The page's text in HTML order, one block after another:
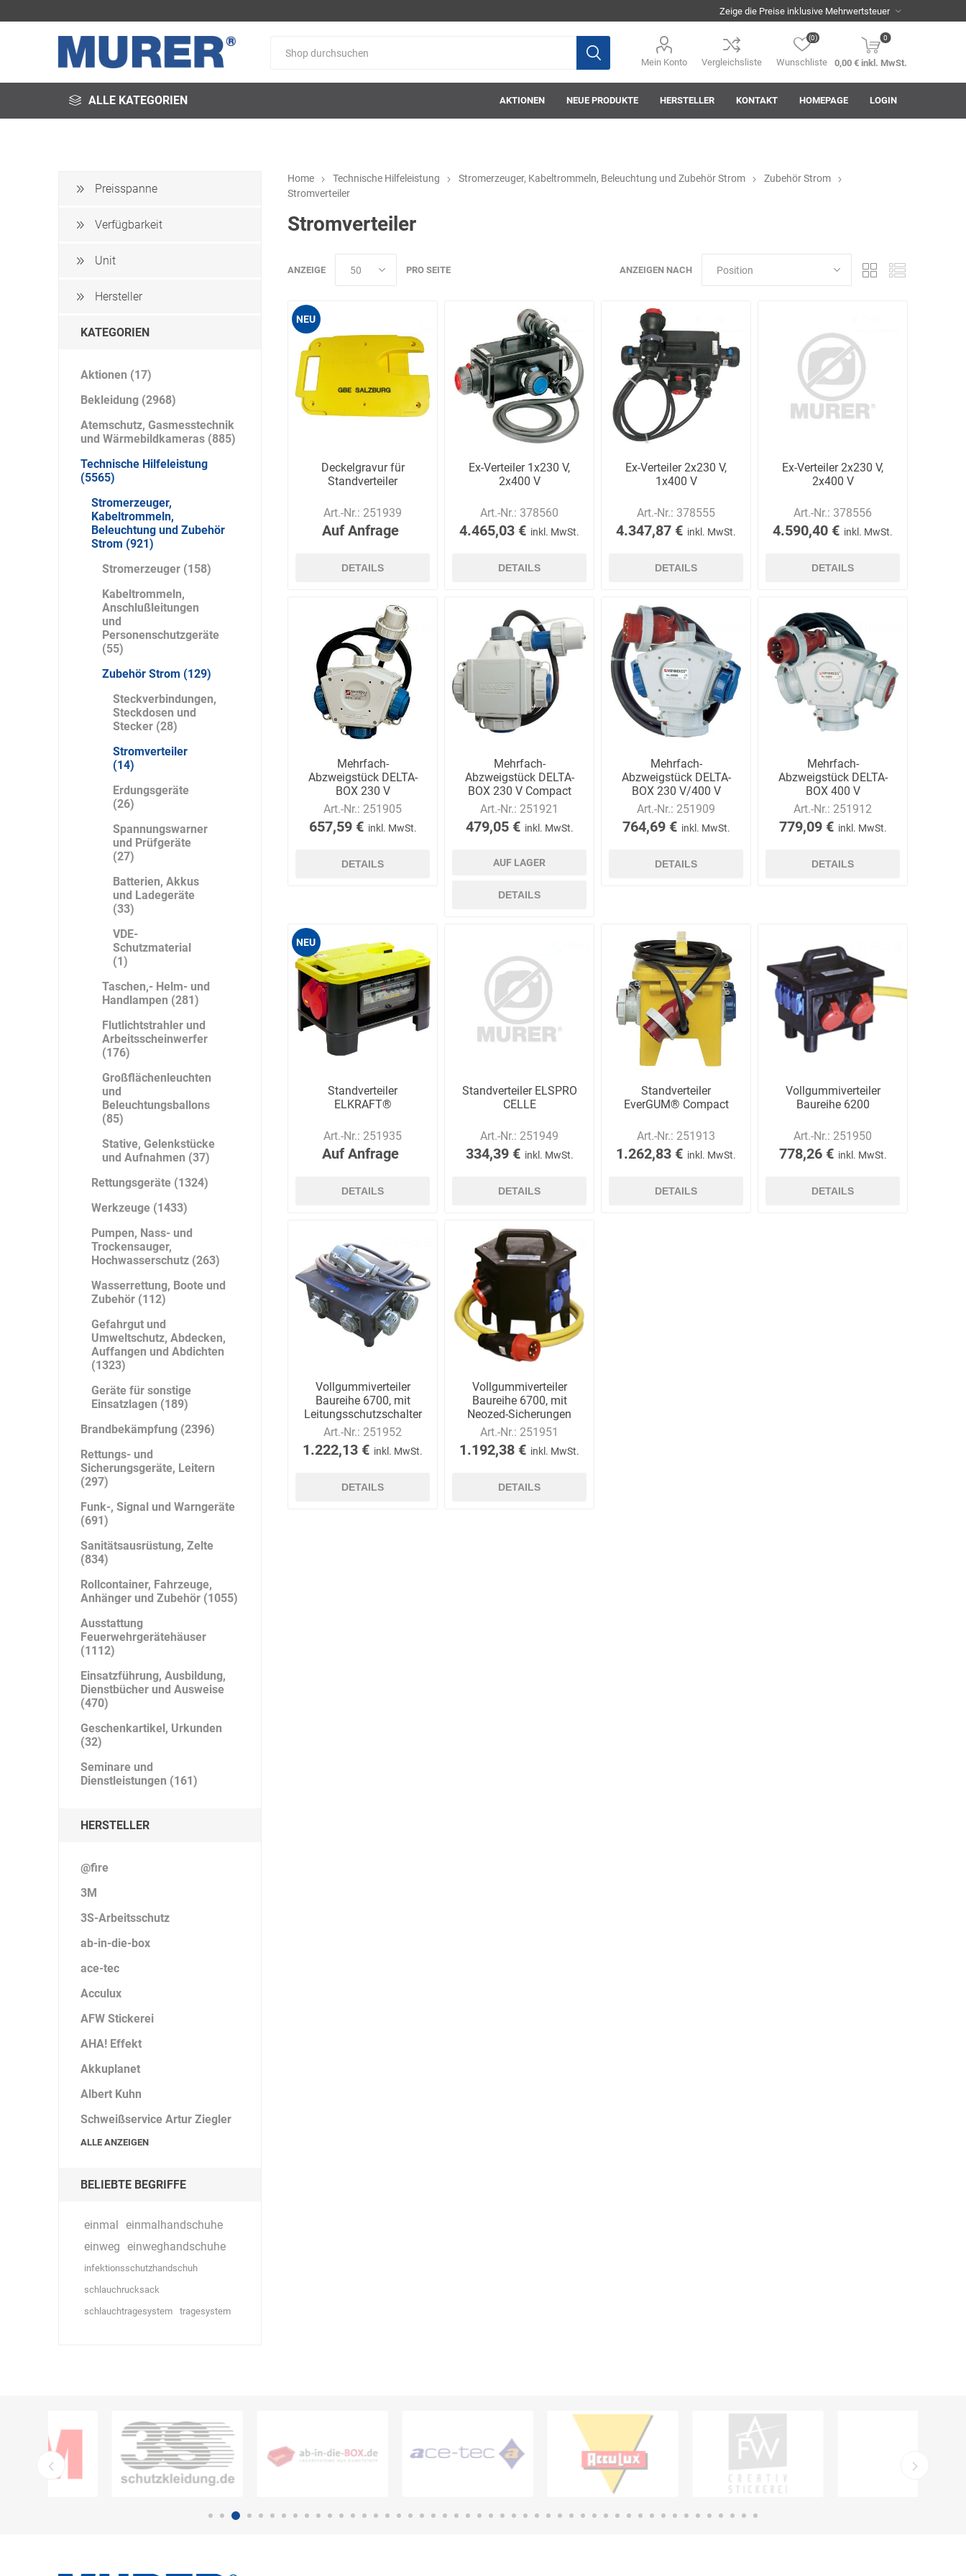
Mein Konto Vergleichsliste Wunschliste
(0) 0
0,00 € inkl. MwSt.
ALLE KATEGORIEN AKTIONEN NEUE PRODUKTE HERSTELLER
Arbeitsschutz
Asatex
autoterm AWG Axcom
Bako
Logistiksysteme
Bandelin Bandle BartelsRieger Barth
Beal Bender Beos Bieri
Arbeitsschutz
Big Fire (B. S.
Belüftungs-
GmbH)
Binder Bioex
Bito Boorberg BOSCH
Brandschutztechnik
Müller
Brandschutztechnik
Müller
Braucke
Brandschutztechnik
Bücking
Buhl Bussard camp Carl Fritz Ceotronics
Cer112 comazo contradis CRANE® Deiss Der Klassiker Der Klassiker DermaPurge
Schumacher
DS Safety
Ware
DSB Deutsche
Schlauchboot
E.Pauli
Eaton
ecomed-
Storck
ecovent Ekastu ELC
Elektrolux
Professional
ELECTRO-
MATION
elektron
systeme
Elried Elsterwerk
safety tools
(Ing. Daum)
emspo Endres Tools ENDRESS®
KONTAKT HOMEPAGE LOGIN
Home Technische Hilfeleistung Stromerzeuger, Kabeltrommeln, Beleuchtung und Zubehör Strom
Zubehör Strom
Stromverteiler
Stromverteiler
ANZEIGEN NACH
ANZEIGE PRO SEITE
NEU
Deckelgravur für
Standverteiler
Art.-Nr.: 251939
Auf Anfrage
DETAILS
Ex-Verteiler 1x230 V,
2x400 V
Art.-Nr.: 378560
4.465,03 € inkl. MwSt.
DETAILS
Ex-Verteiler 2x230 V,
1x400 V
Art.-Nr.: 378555
4.347,87 € inkl. MwSt.
DETAILS
Ex-Verteiler 2x230 V,
2x400 V
Art.-Nr.: 378556
4.590,40 € inkl. MwSt.
DETAILS
Mehrfach-
Abzweigstück DELTA-
BOX 230 V
Art.-Nr.: 251905
657,59 € inkl. MwSt.
DETAILS
Mehrfach-
Abzweigstück DELTA-
BOX 230 V Compact
Art.-Nr.: 251921
479,05 € inkl. MwSt.
AUF LAGER
DETAILS
Mehrfach-
Abzweigstück DELTA-
BOX 230 V/400 V
Art.-Nr.: 251909
764,69 € inkl. MwSt.
DETAILS
Mehrfach-
Abzweigstück DELTA-
BOX 400 V
Art.-Nr.: 251912
779,09 € inkl. MwSt.
DETAILS
NEU
Standverteiler
ELKRAFT®
Art.-Nr.: 251935
Auf Anfrage
DETAILS
Standverteiler ELSPRO
CELLE
Art.-Nr.: 251949
334,39 € inkl. MwSt.
DETAILS
Standverteiler
EverGUM® Compact
Art.-Nr.: 251913
1.262,83 € inkl. MwSt.
DETAILS
Vollgummiverteiler
Baureihe 6200
Art.-Nr.: 251950
778,26 € inkl. MwSt.
DETAILS
Vollgummiverteiler
Baureihe 6700, mit
Leitungsschutzschalter
Art.-Nr.: 251952
1.222,13 € inkl. MwSt.
DETAILS
Vollgummiverteiler
Baureihe 6700, mit
Neozed-Sicherungen
Art.-Nr.: 251951
1.192,38 € inkl. MwSt.
DETAILS
Preisspanne
Verfügbarkeit
Unit
Hersteller
KATEGORIEN
Aktionen (17)
Bekleidung (2968)
Atemschutz, Gasmesstechnik
und Wärmebildkameras (885)
Technische Hilfeleistung
(5565)
Stromerzeuger,
Kabeltrommeln,
Beleuchtung und Zubehör
Strom (921)
Stromerzeuger (158)
Kabeltrommeln,
Anschlußleitungen
und
Personenschutzgeräte
(55)
Zubehör Strom (129)
Steckverbindungen,
Steckdosen und
Stecker (28)
Stromverteiler
(14)
Erdungsgeräte
(26)
Spannungswarner
und Prüfgeräte
(27)
Batterien, Akkus
und Ladegeräte
(33)
VDE-
Schutzmaterial
(1)
Taschen,- Helm- und
Handlampen (281)
Flutlichtstrahler und
Arbeitsscheinwerfer
(176)
Großflächenleuchten
und
Beleuchtungsballons
(85)
Stative, Gelenkstücke
und Aufnahmen (37)
Rettungsgeräte (1324)
Werkzeuge (1433)
Pumpen, Nass- und
Trockensauger,
Hochwasserschutz (263)
Wasserrettung, Boote und
Zubehör (112)
Gefahrgut und
Umweltschutz, Abdecken,
Auffangen und Abdichten
(1323)
Geräte für sonstige
Einsatzlagen (189)
Brandbekämpfung (2396)
Rettungs- und
Sicherungsgeräte, Leitern
(297)
Funk-, Signal und Warngeräte
(691)
Sanitätsausrüstung, Zelte
(834)
Rollcontainer, Fahrzeuge,
Anhänger und Zubehör (1055)
Ausstattung
Feuerwehrgerätehäuser
(1112)
Einsatzführung, Ausbildung,
Dienstbücher und Ausweise
(470)
Geschenkartikel, Urkunden
(32)
Seminare und
Dienstleistungen (161)
HERSTELLER
@fire
3M
3S-Arbeitsschutz
ab-in-die-box
ace-tec
Acculux
AFW Stickerei
AHA! Effekt
Akkuplanet
Albert Kuhn
Schweißservice Artur Ziegler
ALLE ANZEIGEN
BELIEBTE BEGRIFFE
einmal einmalhandschuhe
einweg einweghandschuhe
infektionsschutzhandschuh
schlauchrucksack
schlauchtragesystem
tragesystem